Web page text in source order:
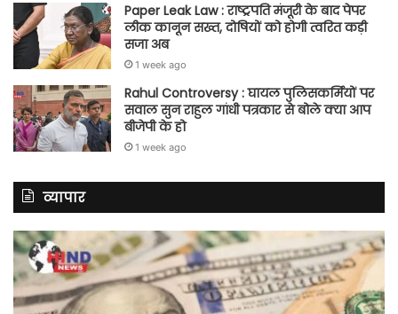
Paper Leak Law : राष्ट्रपति मंजूरी के बाद पेपर
लीक कानून सख्त, दोषियों को होगी त्वरित कड़ी
सजा अब
1 week ago
Rahul Controversy : घायल पुलिसकर्मियों पर
सवाल सुन राहुल गांधी पत्रकार से बोले क्या आप
बीजेपी के हो
1 week ago
व्यापार